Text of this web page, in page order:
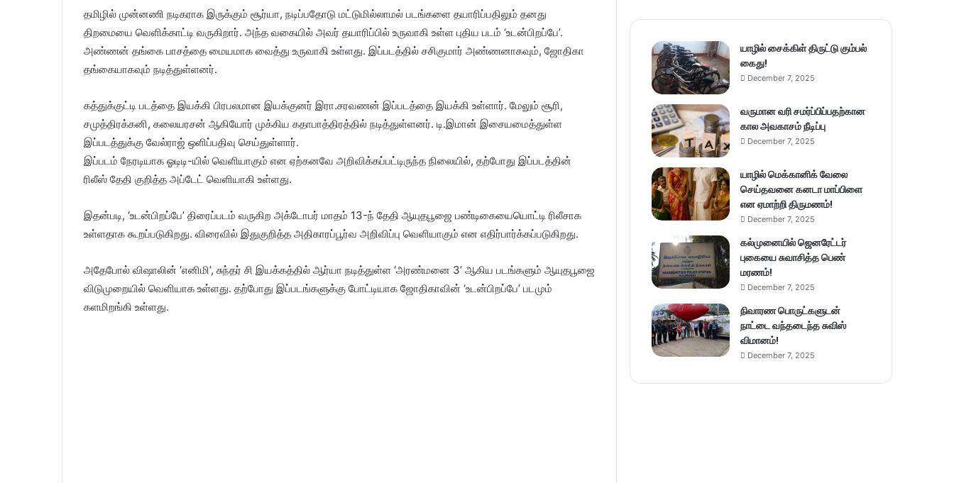
தமிழில் முன்னணி நடிகராக இருக்கும் சூர்யா, நடிப்பதோடு மட்டுமில்லாமல் படங்களை தயாரிப்பதிலும் தனது
திறமையை வெளிக்காட்டி வருகிறார். அந்த வகையில் அவர் தயாரிப்பில் உருவாகி உள்ள புதிய படம் ‘உடன்பிறப்பே’.
அண்ணன் தங்கை பாசத்தை மையமாக வைத்து உருவாகி உள்ளது. இப்படத்தில் சசிகுமார் அண்ணனாகவும், ஜோதிகா
தங்கையாகவும் நடித்துள்ளனர்.
கத்துக்குட்டி படத்தை இயக்கி பிரபலமான இயக்குனர் இரா.சரவணன் இப்படத்தை இயக்கி உள்ளார். மேலும் சூரி,
சமுத்திரக்கனி, கலையரசன் ஆகியோர் முக்கிய கதாபாத்திரத்தில் நடித்துள்ளனர். டி.இமான் இசையமைத்துள்ள
இப்படத்துக்கு வேல்ராஜ் ஒளிப்பதிவு செய்துள்ளார்.
இப்படம் நேரடியாக ஓடிடி-யில் வெளியாகும் என ஏற்கனவே அறிவிக்கப்பட்டிருந்த நிலையில், தற்போது இப்படத்தின்
ரிலீஸ் தேதி குறித்த அப்டேட் வெளியாகி உள்ளது.
இதன்படி, ‘உடன்பிறப்பே’ திரைப்படம் வருகிற அக்டோபர் மாதம் 13-ந் தேதி ஆயுதபூஜை பண்டிகையையொட்டி ரிலீசாக
உள்ளதாக கூறப்படுகிறது. விரைவில் இதுகுறித்த அதிகாரப்பூர்வ அறிவிப்பு வெளியாகும் என எதிர்பார்க்கப்படுகிறது.
அதேபோல் விஷாலின் ‘எனிமி’, சுந்தர் சி இயக்கத்தில் ஆர்யா நடித்துள்ள ‘அரண்மனை 3’ ஆகிய படங்களும் ஆயுதபூஜை
விடுமுறையில் வெளியாக உள்ளது. தற்போது இப்படங்களுக்கு போட்டியாக ஜோதிகாவின் ‘உடன்பிறப்பே’ படமும்
களமிறங்கி உள்ளது.
யாழில் சைக்கிள் திருட்டு கும்பல்
கைது!
December 7, 2025
வருமான வரி சமர்ப்பிப்பதற்கான
கால அவகாசம் நீடிப்பு
December 7, 2025
யாழில் மெக்கானிக் வேலை
செய்தவனை கனடா மாப்பிளை
என ஏமாற்றி திருமணம்!
December 7, 2025
கல்முனையில் ஜெனரேட்டர்
புகையை சுவாசித்த பெண்
மரணம்!
December 7, 2025
நிவாரண பொருட்களுடன்
நாட்டை வந்தடைந்த சுவிஸ்
விமானம்!
December 7, 2025